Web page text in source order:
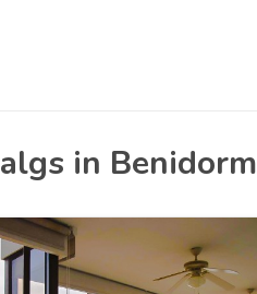
in Benidorm